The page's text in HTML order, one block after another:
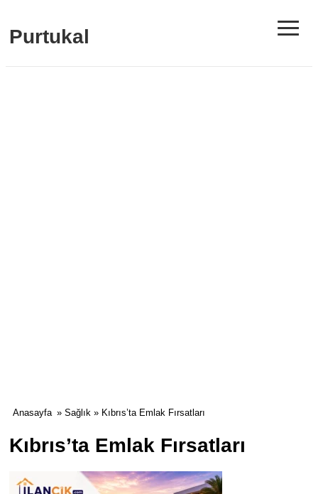
Purtukal ≡
Anasayfa » Sağlık » Kıbrıs’ta Emlak Fırsatları
Kıbrıs’ta Emlak Fırsatları